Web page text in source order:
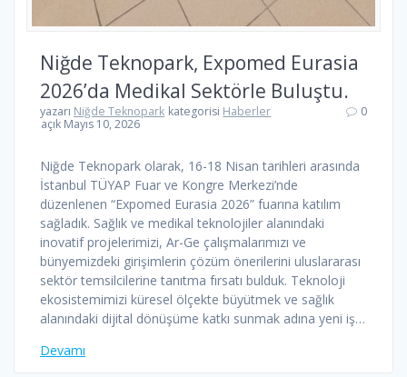
Niğde Teknopark, Expomed Eurasia
2026’da Medikal Sektörle Buluştu.
yazarı Niğde Teknopark kategorisi Haberler
açık Mayıs 10, 2026
0
Niğde Teknopark olarak, 16-18 Nisan tarihleri arasında
İstanbul TÜYAP Fuar ve Kongre Merkezi’nde
düzenlenen “Expomed Eurasia 2026” fuarına katılım
sağladık. Sağlık ve medikal teknolojiler alanındaki
inovatif projelerimizi, Ar-Ge çalışmalarımızı ve
bünyemizdeki girişimlerin çözüm önerilerini uluslararası
sektör temsilcilerine tanıtma fırsatı bulduk. Teknoloji
ekosistemimizi küresel ölçekte büyütmek ve sağlık
alanındaki dijital dönüşüme katkı sunmak adına yeni iş…
Devamı